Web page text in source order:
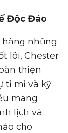
Độc Đáo
những
lõi, Chester
thiện
tỉ mỉ và kỹ
mang
lịch và
cho